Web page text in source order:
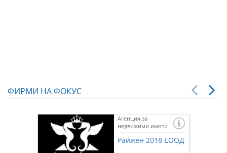
ФИРМИ НА ФОКУС
Агенция за
недвижими имоти
Райжен 2018 ЕООД